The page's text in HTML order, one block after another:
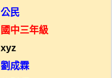
公民
國中三年級
xyz
劉成霖